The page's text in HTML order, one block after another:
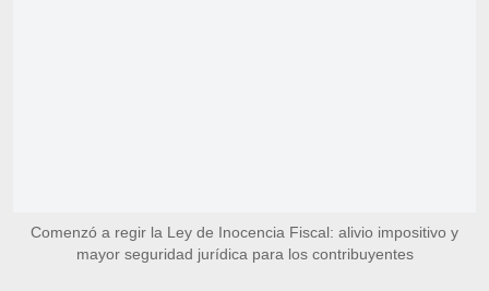
Comenzó a regir la Ley de Inocencia Fiscal: alivio impositivo y
mayor seguridad jurídica para los contribuyentes